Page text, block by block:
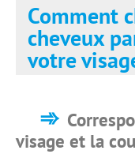
Comment
cheveux
votre
visage et la